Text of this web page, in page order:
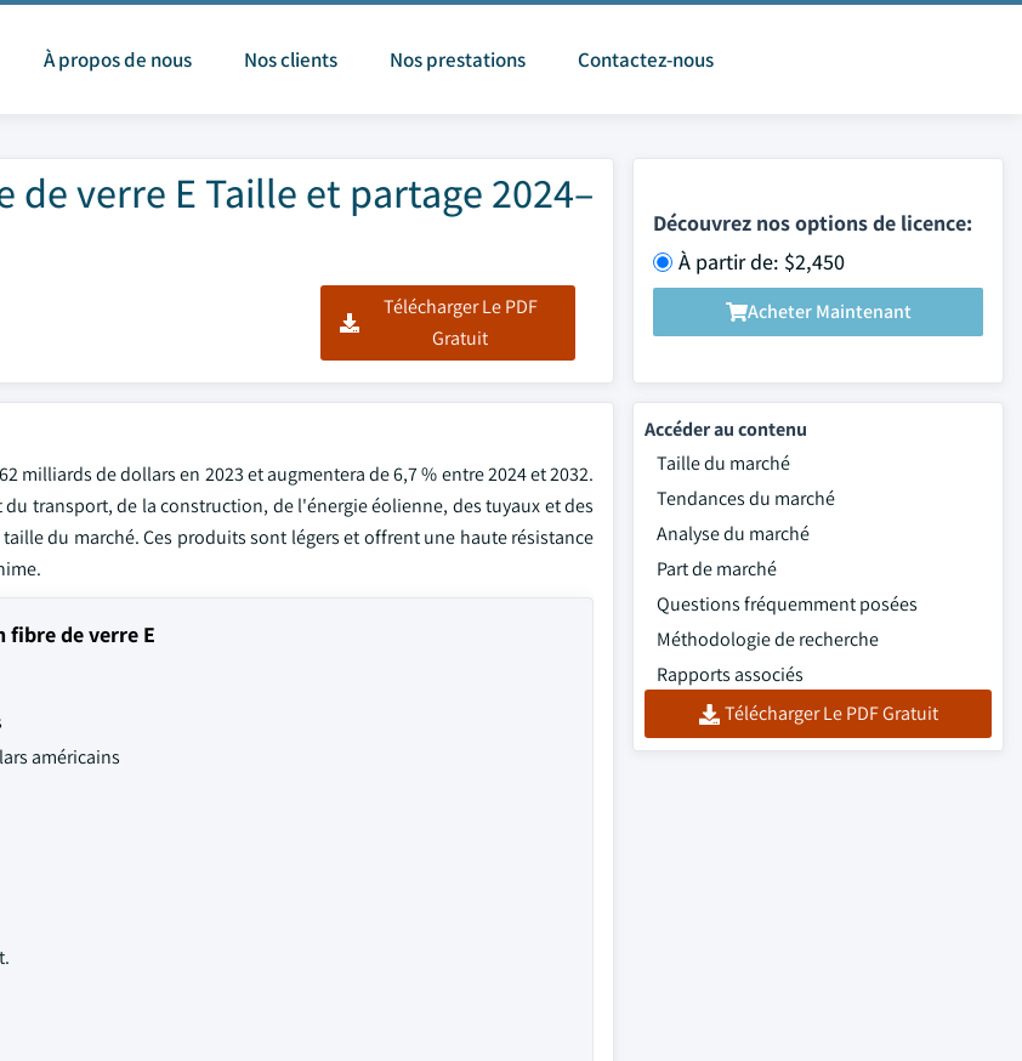
À propos de nous Nos clients Nos prestations Contactez-nous
verre E Taille et partage 2024–
Télécharger Le PDF
Gratuit
Découvrez nos options de licence:
À partir de: $2,450
Acheter Maintenant
milliards de dollars en 2023 et augmentera de 6,7 % entre 2024 et 2032.
transport, de la construction, de l'énergie éolienne, des tuyaux et des
du marché. Ces produits sont légers et offrent une haute résistance
fibre de verre E
américains
Accéder au contenu
Taille du marché
Tendances du marché
Analyse du marché
Part de marché
Questions fréquemment posées
Méthodologie de recherche
Rapports associés
Télécharger Le PDF Gratuit